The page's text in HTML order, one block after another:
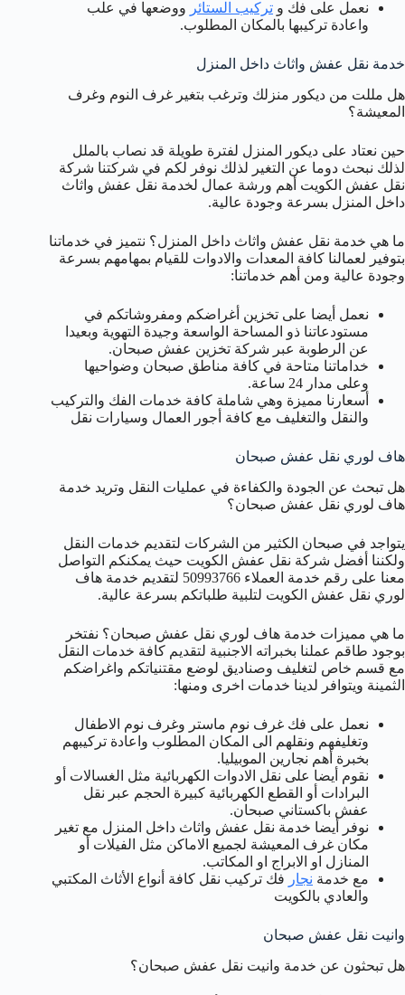
نعمل على فك و تركيب الستائر ووضعها في علب
واعادة تركيبها بالمكان المطلوب.
خدمة نقل عفش واثاث داخل المنزل
هل مللت من ديكور منزلك وترغب بتغير غرف النوم وغرف
المعيشة؟
حين نعتاد على ديكور المنزل لفترة طويلة قد نصاب بالملل
لذلك نبحث دوما عن التغير لذلك نوفر لكم في شركتنا شركة
نقل عفش الكويت أهم ورشة عمال لخدمة نقل عفش واثاث
داخل المنزل بسرعة وجودة عالية.
ما هي خدمة نقل عفش واثاث داخل المنزل؟ نتميز في خدماتنا
بتوفير لعمالنا كافة المعدات والادوات للقيام بمهامهم بسرعة
وجودة عالية ومن أهم خدماتنا:
نعمل أيضا على تخزين أغراضكم ومفروشاتكم في
مستودعاتنا ذو المساحة الواسعة وجيدة التهوية وبعيدا
عن الرطوبة عبر شركة تخزين عفش صبحان.
خداماتنا متاحة في كافة مناطق صبحان وضواحيها
وعلى مدار 24 ساعة.
أسعارنا مميزة وهي شاملة كافة خدمات الفك والتركيب
والنقل والتغليف مع كافة أجور العمال وسيارات نقل
هاف لوري نقل عفش صبحان
هل تبحث عن الجودة والكفاءة في عمليات النقل وتريد خدمة
هاف لوري نقل عفش صبحان؟
يتواجد في صبحان الكثير من الشركات لتقديم خدمات النقل
ولكننا أفضل شركة نقل عفش الكويت حيث يمكنكم التواصل
معنا على رقم خدمة العملاء 50993766 لتقديم خدمة هاف
لوري نقل عفش الكويت لتلبية طلباتكم بسرعة عالية.
ما هي مميزات خدمة هاف لوري نقل عفش صبحان؟ نفتخر
بوجود طاقم عملنا بخبراته الاجنبية لتقديم كافة خدمات النقل
مع قسم خاص لتغليف وصناديق لوضع مقتنياتكم واغراضكم
الثمينة ويتوافر لدينا خدمات اخرى ومنها:
نعمل على فك غرف نوم ماستر وغرف نوم الاطفال
وتغليفهم ونقلهم الى المكان المطلوب واعادة تركيبهم
بخبرة أهم نجارين الموبيليا.
نقوم أيضا على نقل الادوات الكهربائية مثل الغسالات أو
البرادات أو القطع الكهربائية كبيرة الحجم عبر نقل
عفش باكستاني صبحان.
نوفر أيضا خدمة نقل عفش واثاث داخل المنزل مع تغير
مكان غرف المعيشة لجميع الاماكن مثل الفيلات أو
المنازل او الابراج او المكاتب.
مع خدمة نجار فك تركيب نقل كافة أنواع الأثاث المكتبي
والعادي بالكويت
وانيت نقل عفش صبحان
هل تبحثون عن خدمة وانيت نقل عفش صبحان؟